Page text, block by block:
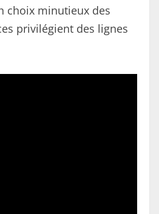
choix minutieux des
privilégient des lignes